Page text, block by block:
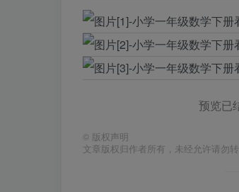
预览已
© 版权声明
文章版权归作者所有，未经允许请勿转